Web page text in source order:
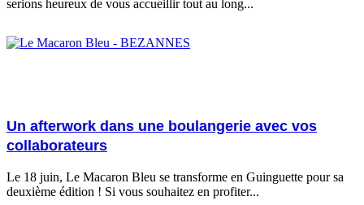
serions heureux de vous accueillir tout au long...
Un afterwork dans une boulangerie avec vos
collaborateurs
Le 18 juin, Le Macaron Bleu se transforme en Guinguette pour sa
deuxième édition ! Si vous souhaitez en profiter...